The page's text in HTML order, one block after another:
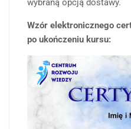
wybraną opcją dostawy.
Wzór elektronicznego
po ukończeniu kursu: